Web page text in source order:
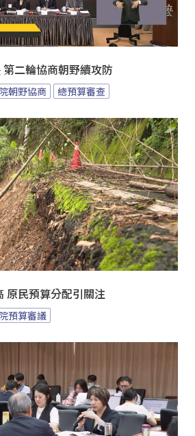
二輪協商朝野續攻防
朝野協商 總預算審查
原民預算分配引關注
預算審議